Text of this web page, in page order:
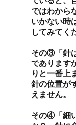
ではわから
いかない時
してみてく
その③「針
であります
りと一番上
針の位置が
えません。
その④「細